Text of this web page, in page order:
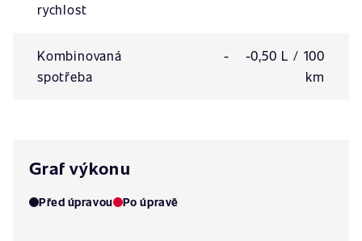
rychlost
Kombinovaná
spotřeba
-
-0,50 L / 100
km
Graf výkonu
Před úpravou Po úpravě